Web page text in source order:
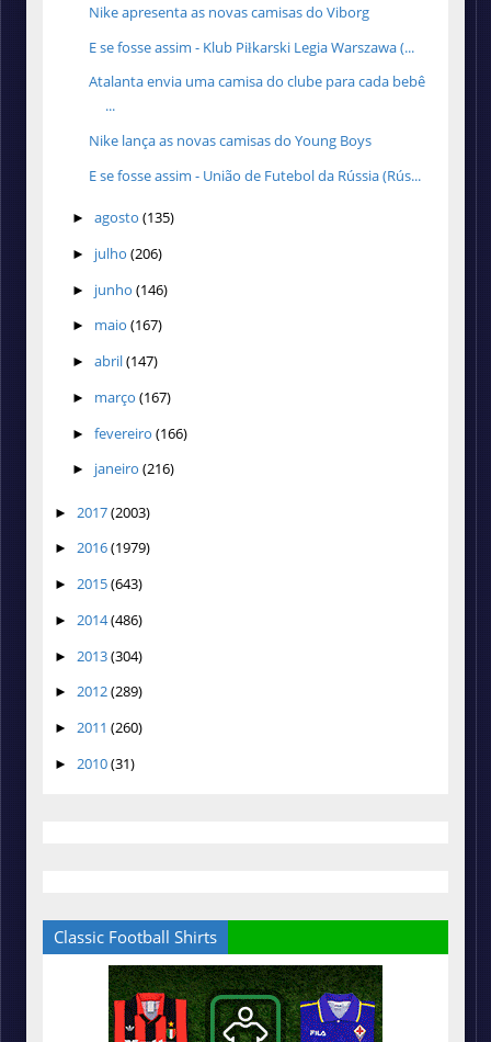
Nike apresenta as novas camisas do Viborg
E se fosse assim - Klub Piłkarski Legia Warszawa (...
Atalanta envia uma camisa do clube para cada bebê
...
Nike lança as novas camisas do Young Boys
E se fosse assim - União de Futebol da Rússia (Rús...
► agosto (135)
► julho (206)
► junho (146)
► maio (167)
► abril(147)
► março (167)
► fevereiro (166)
► janeiro (216)
► 2017(2003)
► 2016(1979)
► 2015(643)
► 2014(486)
► 2013(304)
► 2012(289)
► 2011 (260)
► 2010(31)
Classic Football Shirts